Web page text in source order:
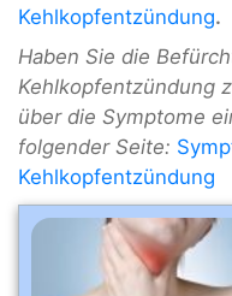
Kehlkopfentzündung.
Haben Sie die
Kehlkopfentzündung
über die Symptome
folgender Seite:
Kehlkopfentzündung